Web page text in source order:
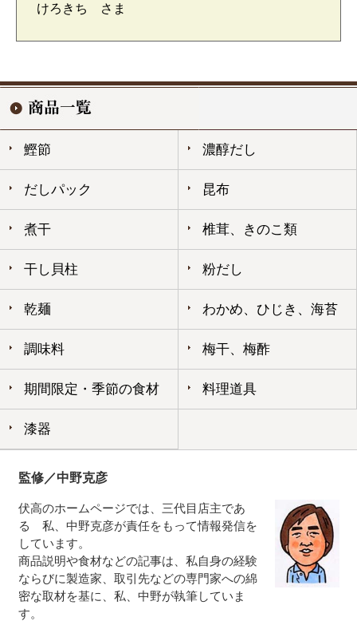
鰹節 濃醇だし
だしパック 昆布
煮干 椎茸、きのこ類
干し貝柱 粉だし
乾麺 わかめ、ひじき、海苔
調味料 梅干、梅酢
期間限定・季節の食材 料理道具
漆器
けろきち さま
監修／中野克彦
伏高のホームページでは、三代目店主であ
る 私、中野克彦が責任をもって情報発信を
しています。
商品説明や食材などの記事は、私自身の経験
ならびに製造家、取引先などの専門家への綿
密な取材を基に、私、中野が執筆していま
す。